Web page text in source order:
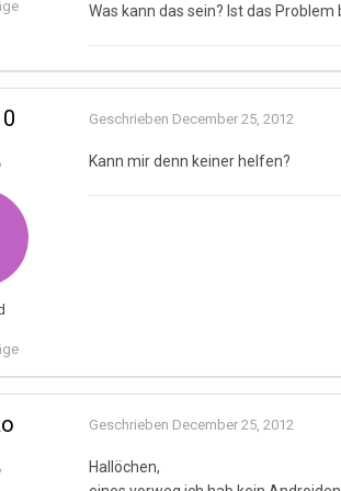
Was kann das sein? Ist das Problem
Geschrieben December 25, 2012
Kann mir denn keiner helfen?
Geschrieben December 25, 2012
Hallöchen,